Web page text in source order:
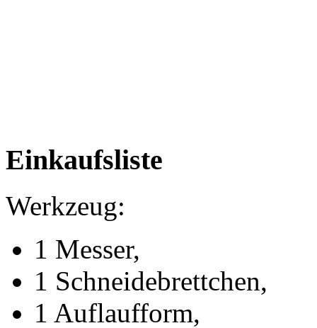
Einkaufsliste
Werkzeug:
1 Messer,
1 Schneidebrettchen,
1 Auflaufform,